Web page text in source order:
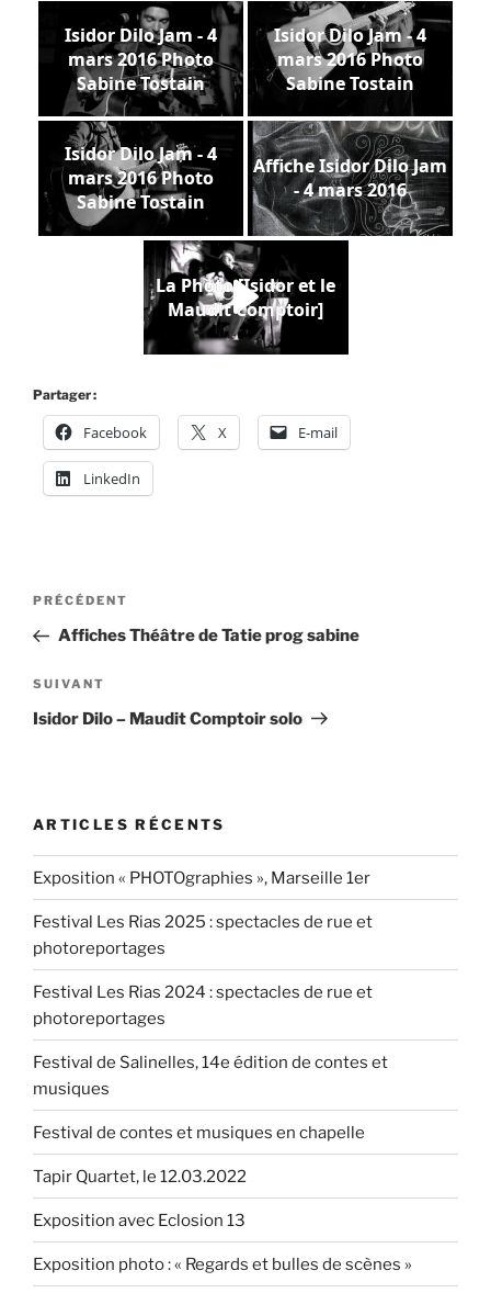
Isidor Dilo Jam - 4
mars 2016 Photo
Sabine Tostain
Isidor Dilo Jam - 4
mars 2016 Photo
Sabine Tostain
Isidor Dilo Jam - 4
mars 2016 Photo
Sabine Tostain
Affiche Isidor Dilo Jam
- 4 mars 2016
La Photo [Isidor et le
Maudit Comptoir]
Partager :
Facebook X E-mail
LinkedIn
Navigation
l’article
Article
précédent
PRÉCÉDENT
Affiches Théâtre de Tatie prog sabine
Article
suivant
SUIVANT
Isidor Dilo – Maudit Comptoir solo
ARTICLES RÉCENTS
Exposition « PHOTOgraphies », Marseille 1er
Festival Les Rias 2025 : spectacles de rue et
photoreportages
Festival Les Rias 2024 : spectacles de rue et
photoreportages
Festival de Salinelles, 14e édition de contes et
musiques
Festival de contes et musiques en chapelle
Tapir Quartet, le 12.03.2022
Exposition avec Eclosion 13
Exposition photo : « Regards et bulles de scènes »